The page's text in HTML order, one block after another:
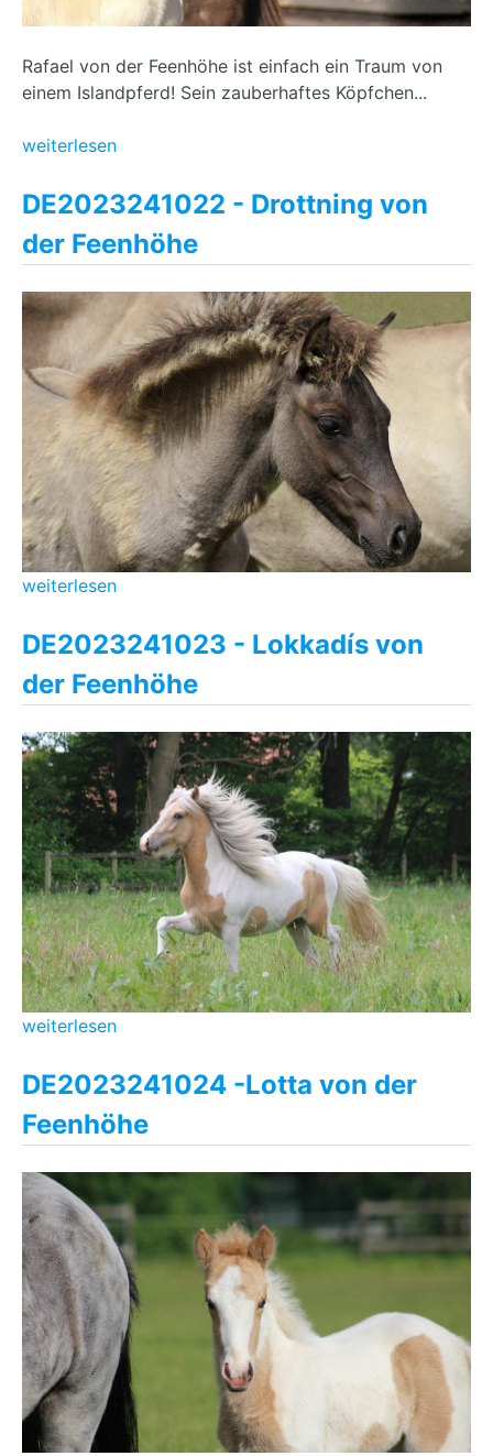
Rafael von der Feenhöhe ist einfach ein Traum von
einem Islandpferd! Sein zauberhaftes Köpfchen...
weiterlesen
DE2023241022 - Drottning von
der Feenhöhe
weiterlesen
DE2023241023 - Lokkadís von
der Feenhöhe
weiterlesen
DE2023241024 -Lotta von der
Feenhöhe